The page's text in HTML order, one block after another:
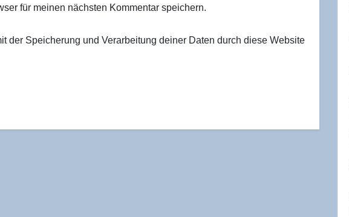
für meinen nächsten Kommentar speichern.
der Speicherung und Verarbeitung deiner Daten durch diese Website